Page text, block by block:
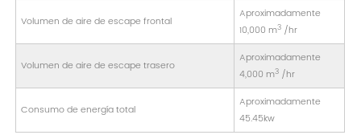
Volumen de aire de escape frontal
Aproximadamente
10,000 m3 /hr
Volumen de aire de escape trasero
Aproximadamente
4,000 m3 /hr
Consumo de energía total
Aproximadamente
45.45kw